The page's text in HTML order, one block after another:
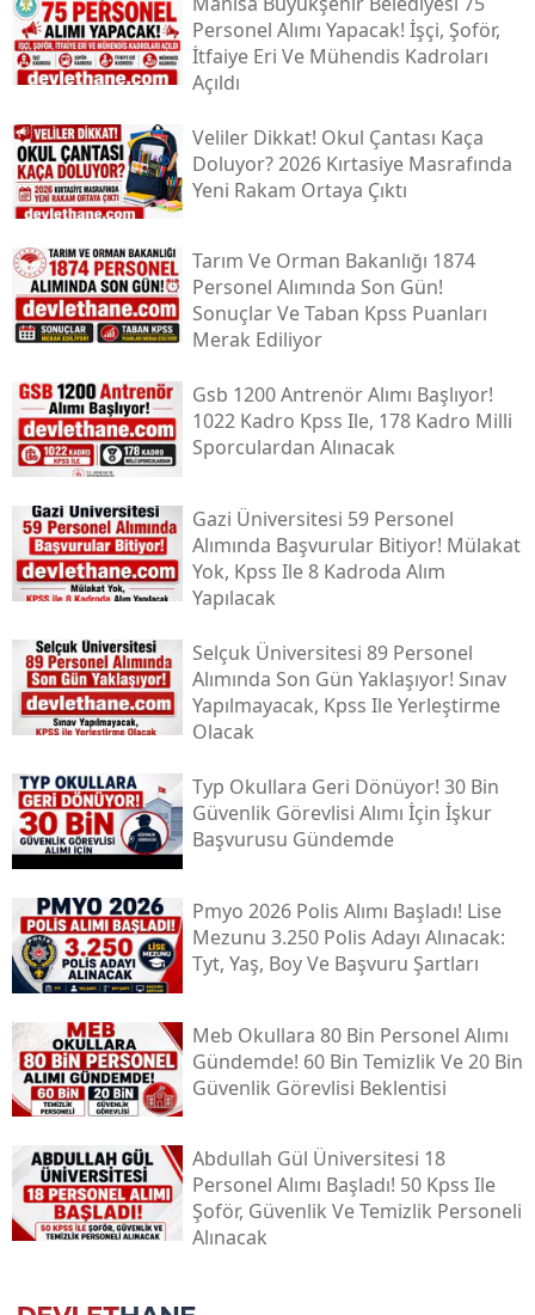
Personel Alımı Yapacak! İşçi, Şoför,
İtfaiye Eri Ve Mühendis Kadroları
Açıldı
Veliler Dikkat! Okul Çantası Kaça
Doluyor? 2026 Kırtasiye Masrafında
Yeni Rakam Ortaya Çıktı
Tarım Ve Orman Bakanlığı 1874
Personel Alımında Son Gün!
Sonuçlar Ve Taban Kpss Puanları
Merak Ediliyor
Gsb 1200 Antrenör Alımı Başlıyor!
1022 Kadro Kpss Ile, 178 Kadro Milli
Sporculardan Alınacak
Gazi Üniversitesi 59 Personel
Alımında Başvurular Bitiyor! Mülakat
Yok, Kpss Ile 8 Kadroda Alım
Yapılacak
Selçuk Üniversitesi 89 Personel
Alımında Son Gün Yaklaşıyor! Sınav
Yapılmayacak, Kpss Ile Yerleştirme
Olacak
Typ Okullara Geri Dönüyor! 30 Bin
Güvenlik Görevlisi Alımı İçin İşkur
Başvurusu Gündemde
Pmyo 2026 Polis Alımı Başladı! Lise
Mezunu 3.250 Polis Adayı Alınacak:
Tyt, Yaş, Boy Ve Başvuru Şartları
Meb Okullara 80 Bin Personel Alımı
Gündemde! 60 Bin Temizlik Ve 20 Bin
Güvenlik Görevlisi Beklentisi
Abdullah Gül Üniversitesi 18
Personel Alımı Başladı! 50 Kpss Ile
Şoför, Güvenlik Ve Temizlik Personeli
Alınacak